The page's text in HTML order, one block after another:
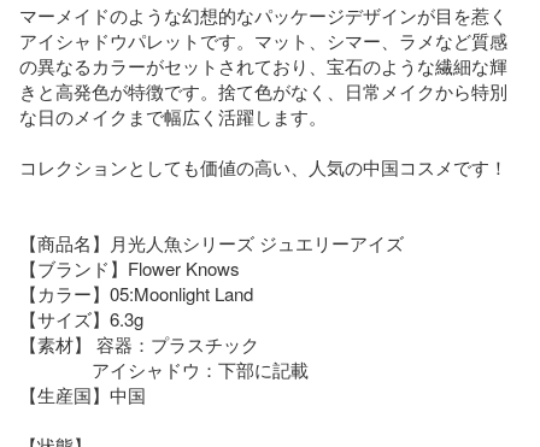
​マーメイドのような幻想的なパッケージデザインが目を惹く
アイシャドウパレットです。マット、シマー、ラメなど質感
の異なるカラーがセットされており、宝石のような繊細な輝
きと高発色が特徴です。捨て色がなく、日常メイクから特別
な日のメイクまで幅広く活躍します。
​コレクションとしても価値の高い、人気の中国コスメです！
【商品名】月光人魚シリーズ ジュエリーアイズ
【ブランド】Flower Knows
【カラー】05:Moonlight Land
【サイズ】6.3g
【素材】 容器：プラスチック
アイシャドウ：下部に記載
【生産国】中国